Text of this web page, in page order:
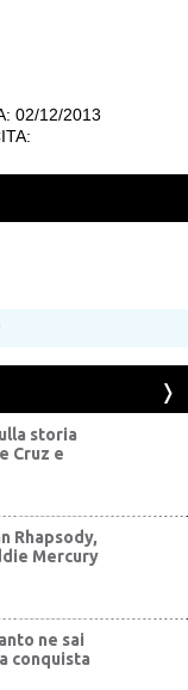
02/12/2013
storia
Cruz e
Rhapsody,
Mercury
ne sai
conquista